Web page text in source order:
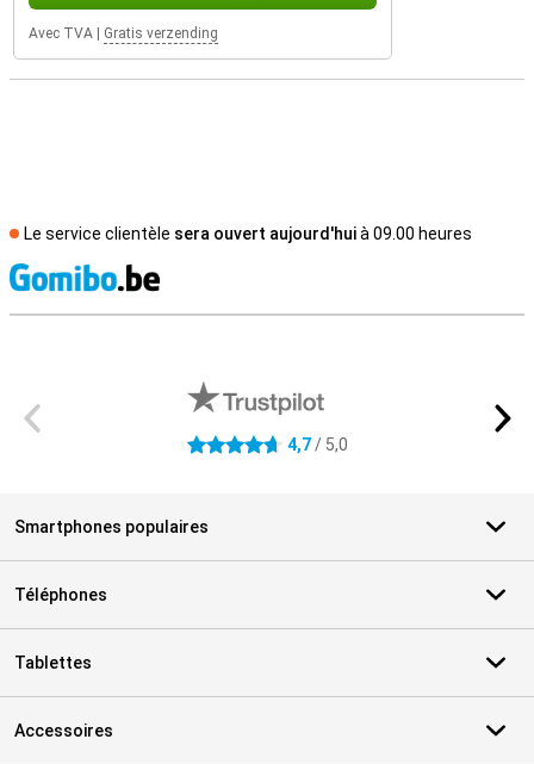
Avec TVA Gratis verzending
Le service clientèle sera ouvert aujourd'huià 09.00 heures
4.7 étoiles 4,7/ 5,0
Smartphones populaires
Téléphones
Tablettes
Accessoires